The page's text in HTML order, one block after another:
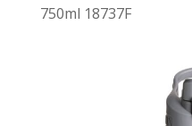
750ml 18737F